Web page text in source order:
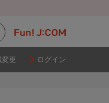
変更 ログイン